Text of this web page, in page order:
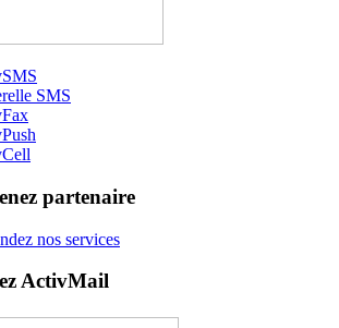
SMS
partenaire
nos services
ActivMail